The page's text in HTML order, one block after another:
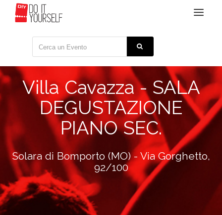
Toggle
Villa Cavazza - SALA
DEGUSTAZIONE
PIANO SEC.
Solara di Bomporto (MO) - Via Gorghetto,
92/100